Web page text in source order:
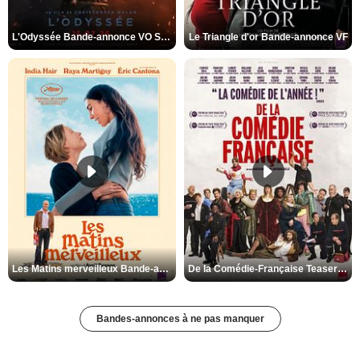
L'Odyssée Bande-annonce VO STFR Le Triangle d'or Bande-annonce VF
Les Matins merveilleux Bande-annonce VF De la Comédie-Française Teaser VF
Bandes-annonces à ne pas manquer